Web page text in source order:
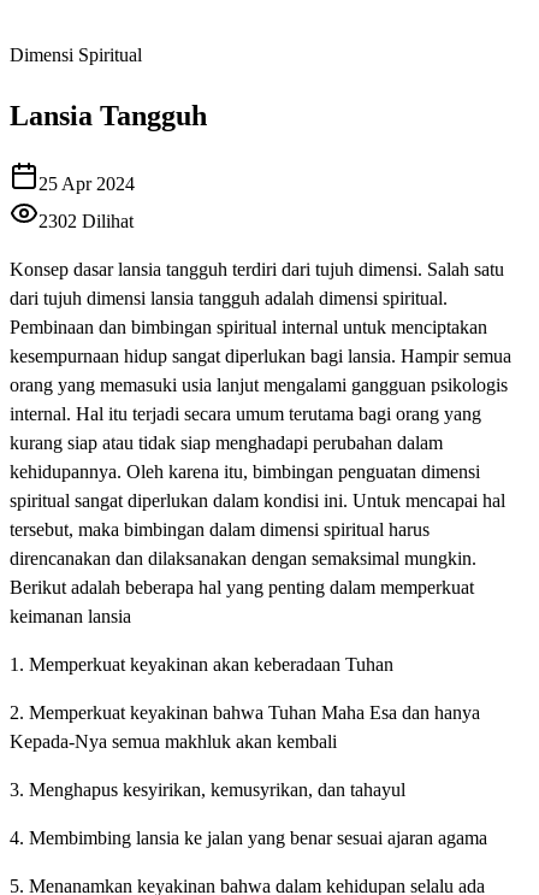
Dimensi Spiritual
Lansia Tangguh
25 Apr 2024
2302 Dilihat
Konsep dasar lansia tangguh terdiri dari tujuh dimensi. Salah satu
dari tujuh dimensi lansia tangguh adalah dimensi spiritual.
Pembinaan dan bimbingan spiritual internal untuk menciptakan
kesempurnaan hidup sangat diperlukan bagi lansia. Hampir semua
orang yang memasuki usia lanjut mengalami gangguan psikologis
internal. Hal itu terjadi secara umum terutama bagi orang yang
kurang siap atau tidak siap menghadapi perubahan dalam
kehidupannya. Oleh karena itu, bimbingan penguatan dimensi
spiritual sangat diperlukan dalam kondisi ini. Untuk mencapai hal
tersebut, maka bimbingan dalam dimensi spiritual harus
direncanakan dan dilaksanakan dengan semaksimal mungkin.
Berikut adalah beberapa hal yang penting dalam memperkuat
keimanan lansia
1. Memperkuat keyakinan akan keberadaan Tuhan
2. Memperkuat keyakinan bahwa Tuhan Maha Esa dan hanya
Kepada-Nya semua makhluk akan kembali
3. Menghapus kesyirikan, kemusyrikan, dan tahayul
4. Membimbing lansia ke jalan yang benar sesuai ajaran agama
5. Menanamkan keyakinan bahwa dalam kehidupan selalu ada